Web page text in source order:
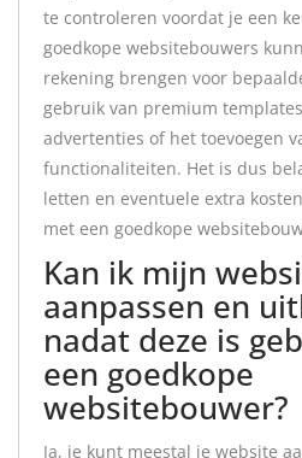
te controleren voordat je een
goedkope websitebouwers
rekening brengen voor
gebruik van premium
advertenties of het toevoegen
functionaliteiten. Het is dus
letten en eventuele extra
met een goedkope
Kan ik mijn
aanpassen en
nadat deze is
een goedkope
websitebouwer?
Ja, je kunt meestal je website